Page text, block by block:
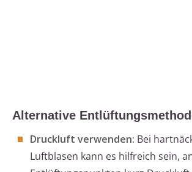
Alternative
Druckluft verwenden: Bei
Luftblasen kann es hilfreich sein,